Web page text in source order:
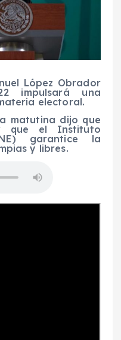
López Obrador
impulsará una
electoral.
matutina dijo que
que el Instituto
garantice la
y libres.